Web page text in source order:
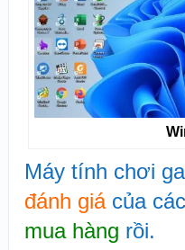
Máy tính chơi
đánh giácủa
mua hàng rồi.